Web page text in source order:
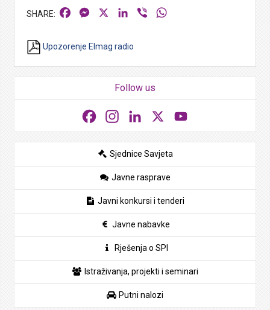
FacebookMessengerLinkedIn
Viber
Upozorenje Elmag radio
Follow us
FacebookInstagramLinkedIn
Sjednice Savjeta
Javne rasprave
Javni konkursi i tenderi
Javne nabavke
Rješenja o SPI
Istraživanja, projekti i seminari
Putni nalozi